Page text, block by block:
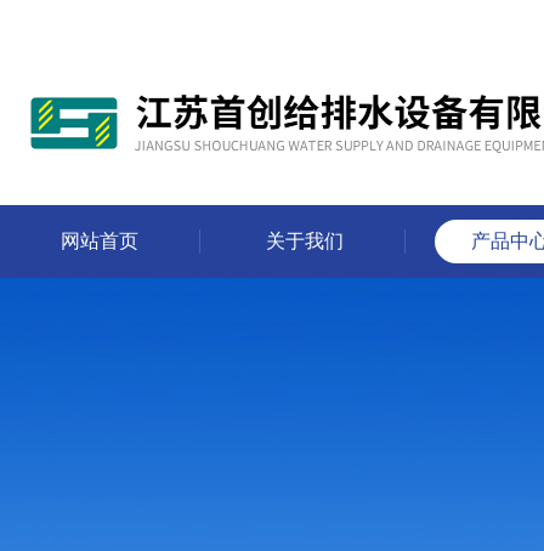
网站首页 关于我们 产品中